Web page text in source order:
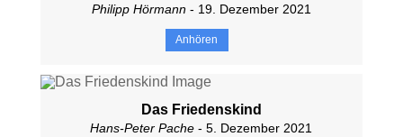
Philipp Hörmann- 19. Dezember 2021
Anhören
Das Friedenskind
Hans-Peter Pache - 5. Dezember 2021